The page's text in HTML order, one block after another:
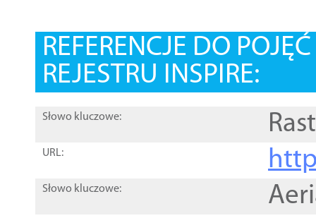
REFERENCJE DO
REJESTRU INSPIRE:
Słowo kluczowe:
URL:
Słowo kluczowe: